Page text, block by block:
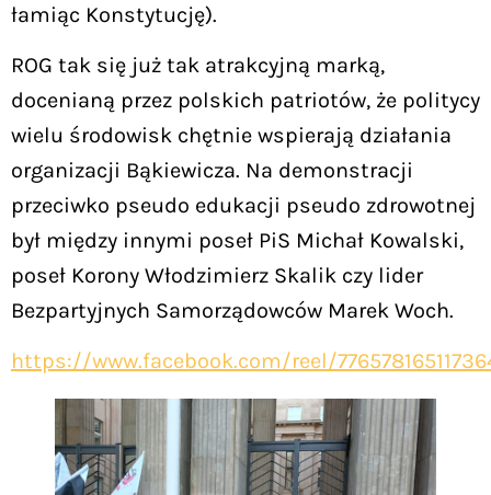
łamiąc Konstytucję).
ROG tak się już tak atrakcyjną marką,
docenianą przez polskich patriotów, że politycy
wielu środowisk chętnie wspierają działania
organizacji Bąkiewicza. Na demonstracji
przeciwko pseudo edukacji pseudo zdrowotnej
był między innymi poseł PiS Michał Kowalski,
poseł Korony Włodzimierz Skalik czy lider
Bezpartyjnych Samorządowców Marek Woch.
https://www.facebook.com/reel/